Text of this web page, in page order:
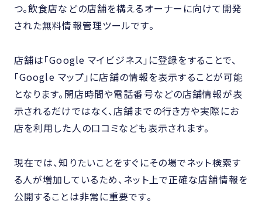
つ。飲食店などの店舗を構えるオーナーに向けて開発
された無料情報管理ツールです。
店舗は「Google マイビジネス」に登録をすることで、
「Google マップ」に店舗の情報を表示することが可能
となります。開店時間や電話番号などの店舗情報が表
示されるだけではなく、店舗までの行き方や実際にお
店を利用した人の口コミなども表示されます。
現在では、知りたいことをすぐにその場でネット検索す
る人が増加しているため、ネット上で正確な店舗情報を
公開することは非常に重要です。